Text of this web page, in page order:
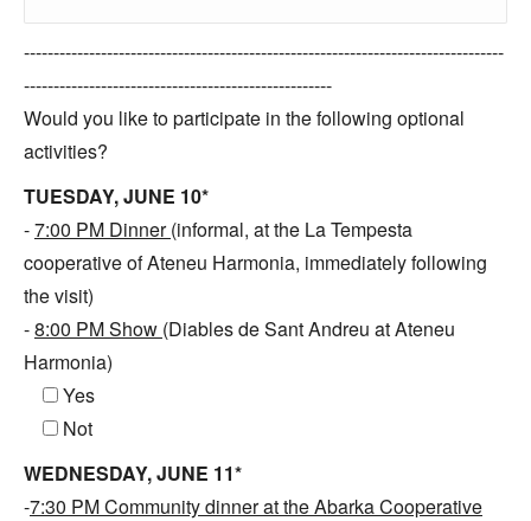
---------------------------------------------------------------------------------
----------------------------------------------------
Would you like to participate in the following optional
activities?
TUESDAY, JUNE 10*
-7:00 PM Dinner(informal, at the La Tempesta
cooperative of Ateneu Harmonia, immediately following
the visit)
-8:00 PM Show (Diables de Sant Andreu at Ateneu
Harmonia)
Yes
Not
WEDNESDAY, JUNE 11*
-7:30 PM Community dinner at the Abarka Cooperative